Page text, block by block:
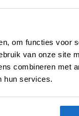
om functies voor
van onze site
combineren met
hun services.